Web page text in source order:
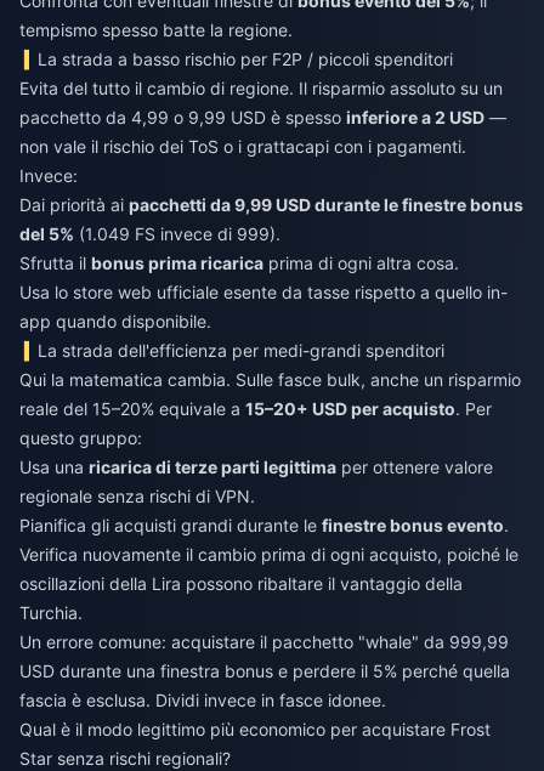
tempismo spesso batte la regione.
La strada a basso rischio per F2P / piccoli spenditori
Evita del tutto il cambio di regione. Il risparmio assoluto su un
pacchetto da 4,99 o 9,99 USD è spesso inferiore a 2 USD —
non vale il rischio dei ToS o i grattacapi con i pagamenti.
Invece:
Dai priorità ai pacchetti da 9,99 USD durante le finestre bonus
del 5% (1.049 FS invece di 999).
Sfrutta il bonus prima ricarica prima di ogni altra cosa.
Usa lo store web ufficiale esente da tasse rispetto a quello in-
app quando disponibile.
La strada dell'efficienza per medi-grandi spenditori
Qui la matematica cambia. Sulle fasce bulk, anche un risparmio
reale del 15–20% equivale a 15–20+ USD per acquisto. Per
questo gruppo:
Usa una ricarica di terze parti legittima per ottenere valore
regionale senza rischi di VPN.
Pianifica gli acquisti grandi durante le finestre bonus evento.
Verifica nuovamente il cambio prima di ogni acquisto, poiché le
oscillazioni della Lira possono ribaltare il vantaggio della
Turchia.
Un errore comune: acquistare il pacchetto "whale" da 999,99
USD durante una finestra bonus e perdere il 5% perché quella
fascia è esclusa. Dividi invece in fasce idonee.
Qual è il modo legittimo più economico per acquistare Frost
Star senza rischi regionali?